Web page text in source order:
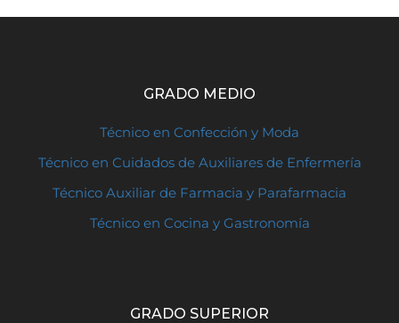
GRADO MEDIO
Técnico en Confección y Moda
Técnico en Cuidados de Auxiliares de Enfermería
Técnico Auxiliar de Farmacia y Parafarmacia
Técnico en Cocina y Gastronomía
GRADO SUPERIOR